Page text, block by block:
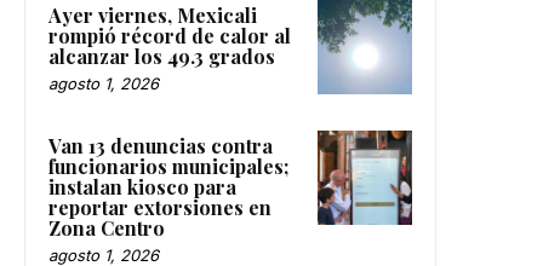
Ayer viernes, Mexicali
rompió récord de calor al
alcanzar los 49.3 grados
agosto 1, 2026
Van 13 denuncias contra
funcionarios municipales;
instalan kiosco para
reportar extorsiones en
Zona Centro
agosto 1, 2026